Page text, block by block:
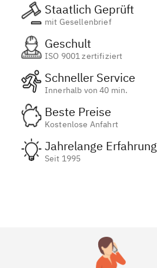
Staatlich Geprüft
mit Gesellenbrief
Geschult
ISO 9001 zertifiziert
Schneller Service
Innerhalb von 40 min.
Beste Preise
Kostenlose Anfahrt
Jahrelange Erfahrung
Seit 1995